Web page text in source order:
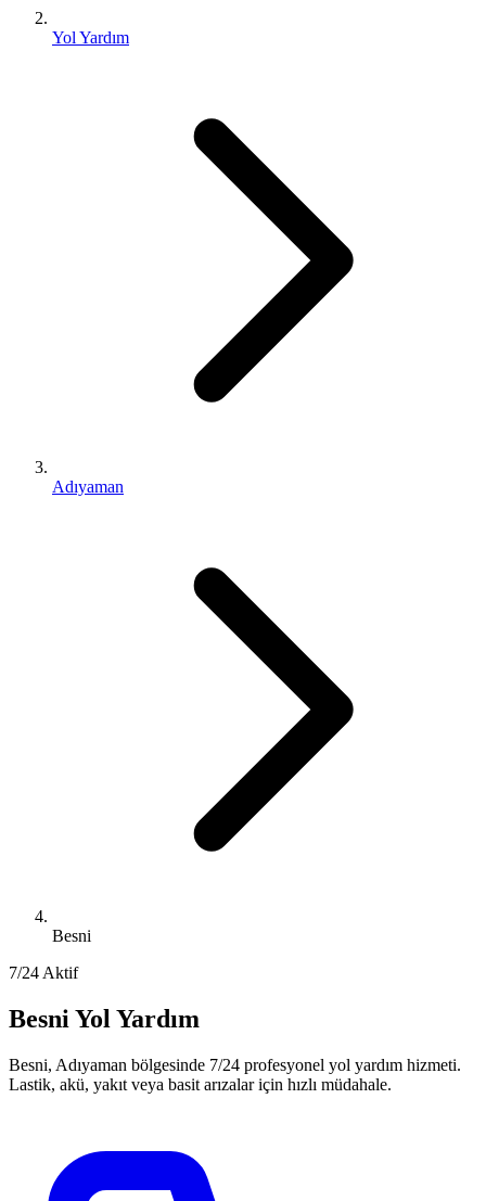
Yol Yardım
Adıyaman
Besni
7/24 Aktif
Besni Yol Yardım
Besni, Adıyaman bölgesinde 7/24 profesyonel yol yardım hizmeti.
Lastik, akü, yakıt veya basit arızalar için hızlı müdahale.